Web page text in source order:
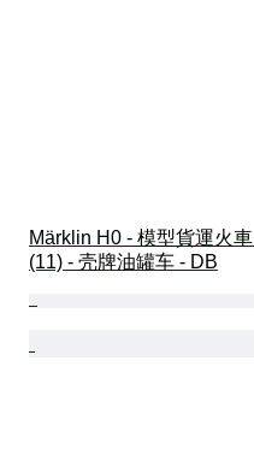
Märklin H0 - 模型貨運火車
(11) - 壳牌油罐车 - DB